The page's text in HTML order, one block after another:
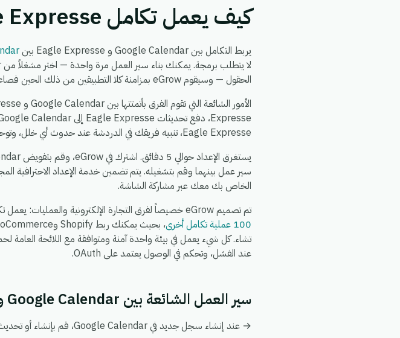
كيف يعمل تكامل Google Calendar + Eagle Expresse
يربط التكامل بين Google Calendar و Eagle Expresse بين
الحقول — وسيقوم eGrow بمزامنة كلا التطبيقين من ذلك الحين فصاعداً، في الوقت الفعلي، دون الحاجة إلى مطورين.
Eagle Expresse، تنبيه فريقك في الدردشة عند حدوث أي خلل، وتوحيد بيانات العملاء بحيث يرى كلا النظامين نفس مصدر البيانات الموثوق.
سير عمل بينهما وقم بتشغيله. يتم تضمين خدمة الإعداد
الخاص بك معك عبر مشاركة الشاشة.
تم تصميم eGrow خصيصاً لفرق التجارة الإلكترونية والعمليات: يعمل تكامل Google Calendar + Eagle Expresse جنباً إلى جنب مع
100 عملية تكامل أخرى
عند الفشل، وتحكم في الوصول يعتمد على OAuth.
سير العمل الشائعة بين Google Calendar و Eagle Expresse
→ عند إنشاء سجل جديد في Google Calendar، قم بإنشاء أو تحديث السجل المطابق تلقائياً في Eagle Expresse.